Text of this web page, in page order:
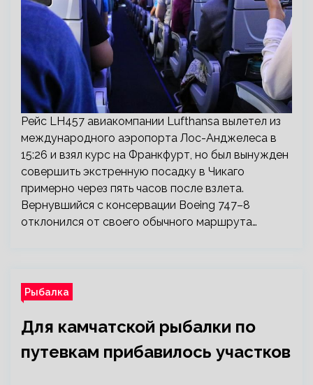
Рейс LH457 авиакомпании Lufthansa вылетел из
международного аэропорта Лос-Анджелеса в
15:26 и взял курс на Франкфурт, но был вынужден
совершить экстренную посадку в Чикаго
примерно через пять часов после взлета.
Вернувшийся с консервации Boeing 747–8
отклонился от своего обычного маршрута…
Рыбалка
Для камчатской рыбалки по
путевкам прибавилось участков